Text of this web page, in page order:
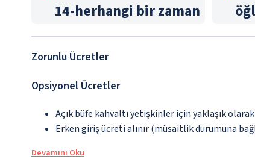
14-herhangi bir zaman
Zorunlu Ücretler
Opsiyonel Ücretler
Açık büfe kahvaltı yetişkinler için yaklaşık
Erken giriş ücreti alınır (müsaitlik durumuna
Devamını Oku